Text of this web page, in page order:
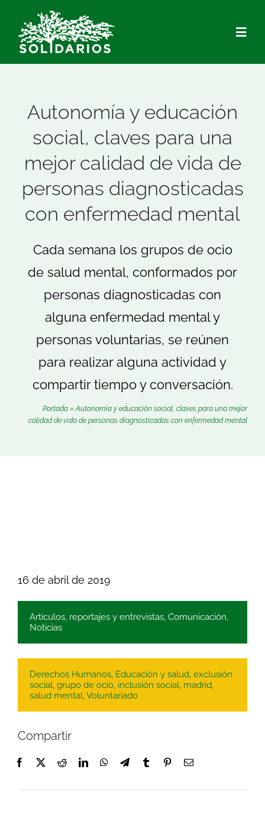
contenido
Qué hacemos
Actualidad
Hazte Socio/a
Buscar:
Autonomía y educación
social, claves para una
mejor calidad de vida de
personas diagnosticadas
con enfermedad mental
Cada semana los grupos de ocio
de salud mental, conformados por
personas diagnosticadas con
alguna enfermedad mental y
personas voluntarias, se reúnen
para realizar alguna actividad y
compartir tiempo y conversación.
Portada »Autonomía y educación social, claves para una mejor
calidad de vida de personas diagnosticadas con enfermedad mental
16 de abril de 2019
Artículos, reportajes y entrevistas, Comunicación,
Noticias
Derechos Humanos, Educación y salud, exclusión
social, grupo de ocio, inclusión social, madrid,
salud mental,Voluntariado
Compartir